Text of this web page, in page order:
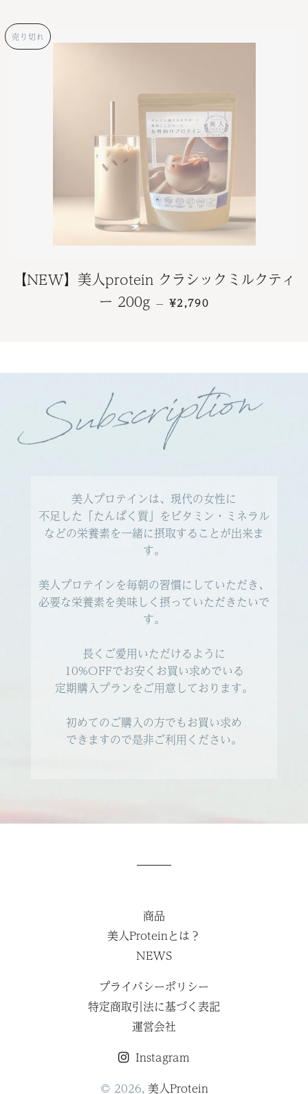
売り切れ
【NEW】美人protein クラシックミルクティ
ー 200g — 通常価格
¥2,790
美人プロテインは、現代の女性に
不足した「たんぱく質」をビタミン・ミネラル
などの栄養素を一緒に摂取することが出来ま
す。
美人プロテインを毎朝の習慣にしていただき、
必要な栄養素を美味しく摂っていただきたいで
す。
長くご愛用いただけるように
10%OFFでお安くお買い求めでいる
定期購入プランをご用意しております。
初めてのご購入の方でもお買い求め
できますので是非ご利用ください。
商品
美人Proteinとは？
NEWS
プライバシーポリシー
特定商取引法に基づく表記
運営会社
Instagram
© 2026, 美人Protein